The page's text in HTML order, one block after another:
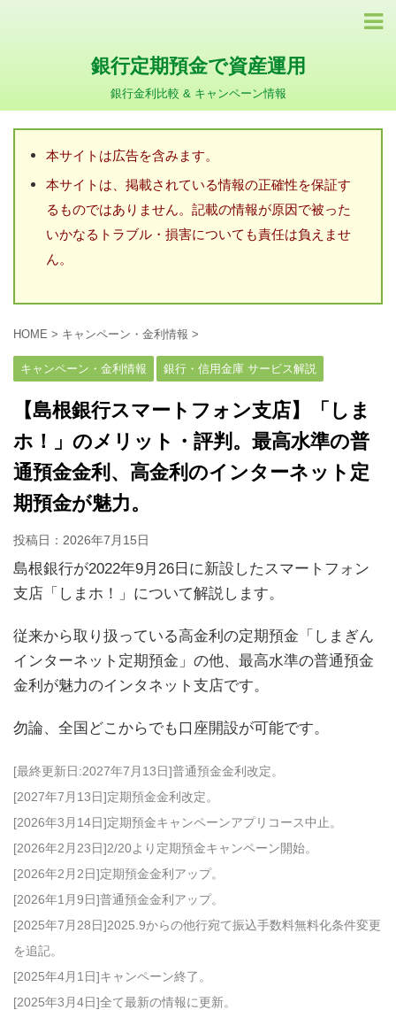
銀行定期預金で資産運用
銀行金利比較 & キャンペーン情報
本サイトは広告を含みます。
本サイトは、掲載されている情報の正確性を保証す
るものではありません。記載の情報が原因で被った
いかなるトラブル・損害についても責任は負えませ
ん。
HOME > キャンペーン・金利情報 >
キャンペーン・金利情報 銀行・信用金庫 サービス解説
【島根銀行スマートフォン支店】「しま
ホ！」のメリット・評判。最高水準の普
通預金金利、高金利のインターネット定
期預金が魅力。
投稿日： 2026年7月15日
島根銀行が2022年9月26日に新設したスマートフォン
支店「しまホ！」について解説します。
従来から取り扱っている高金利の定期預金「しまぎん
インターネット定期預金」の他、最高水準の普通預金
金利が魅力のインタネット支店です。
勿論、全国どこからでも口座開設が可能です。
[最終更新日:2027年7月13日]普通預金金利改定。
[2027年7月13日]定期預金金利改定。
[2026年3月14日]定期預金キャンペーンアプリコース中止。
[2026年2月23日]2/20より定期預金キャンペーン開始。
[2026年2月2日]定期預金金利アップ。
[2026年1月9日]普通預金金利アップ。
[2025年7月28日]2025.9からの他行宛て振込手数料無料化条件変更
を追記。
[2025年4月1日]キャンペーン終了。
[2025年3月4日]全て最新の情報に更新。